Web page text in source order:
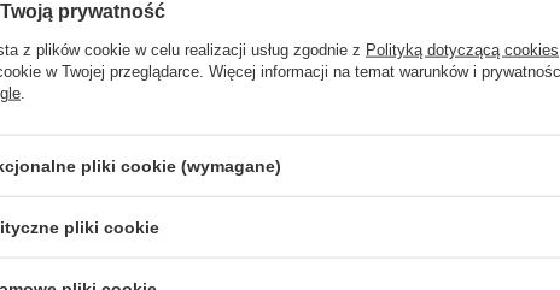
GWARANCJA
prywatność
z plików cookie w celu realizacji usług zgodnie z Polityką dotyczącą cookies
w Twojej przeglądarce. Więcej informacji na temat warunków i
pliki cookie (wymagane)
pliki cookie